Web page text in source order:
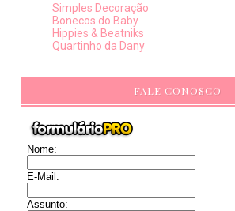
Simples Decoração
Bonecos do Baby
Hippies & Beatniks
Quartinho da Dany
FALE CONOSCO
Nome:
E-Mail:
Assunto: